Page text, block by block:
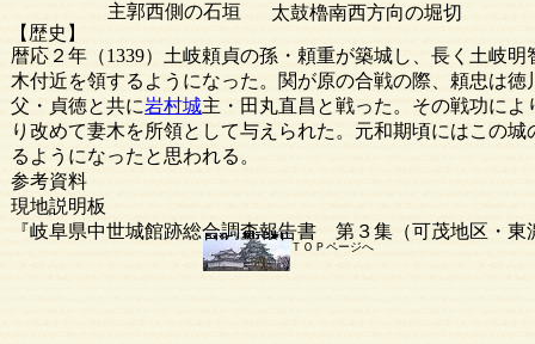
ＴＯＰページへ
主郭西側の石垣 太鼓櫓南西方向の堀切
【歴史】
暦応２年（1339）土岐頼貞の孫・頼重が築城し、長く土岐
木付近を領するようになった。関が原の合戦の際、頼忠は
父・貞徳と共に岩村城主・田丸直昌と戦った。その戦功に
り改めて妻木を所領として与えられた。元和期頃にはこの城
るようになったと思われる。
参考資料
現地説明板
『岐阜県中世城館跡総合調査報告書 第３集（可茂地区・東